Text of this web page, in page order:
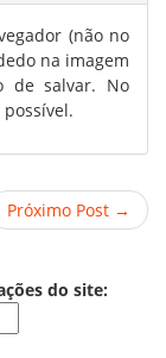
(não no
na imagem
de salvar. No
Próximo Post →
do site: